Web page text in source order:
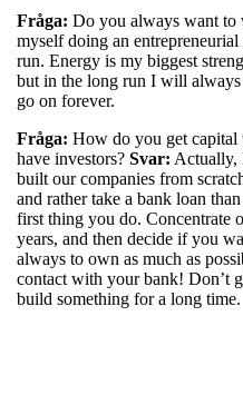
Fråga: Do you always want to
myself doing an
run. Energy is my biggest
but in the long run I will
go on forever.
Fråga: How do you get capital
have investors? Svar: Actually,
built our companies from
and rather take a bank loan
first thing you do. Concentrate
years, and then decide if you
always to own as much as
contact with your bank! Don’t
build something for a long time.